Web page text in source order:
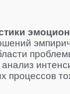
процессов